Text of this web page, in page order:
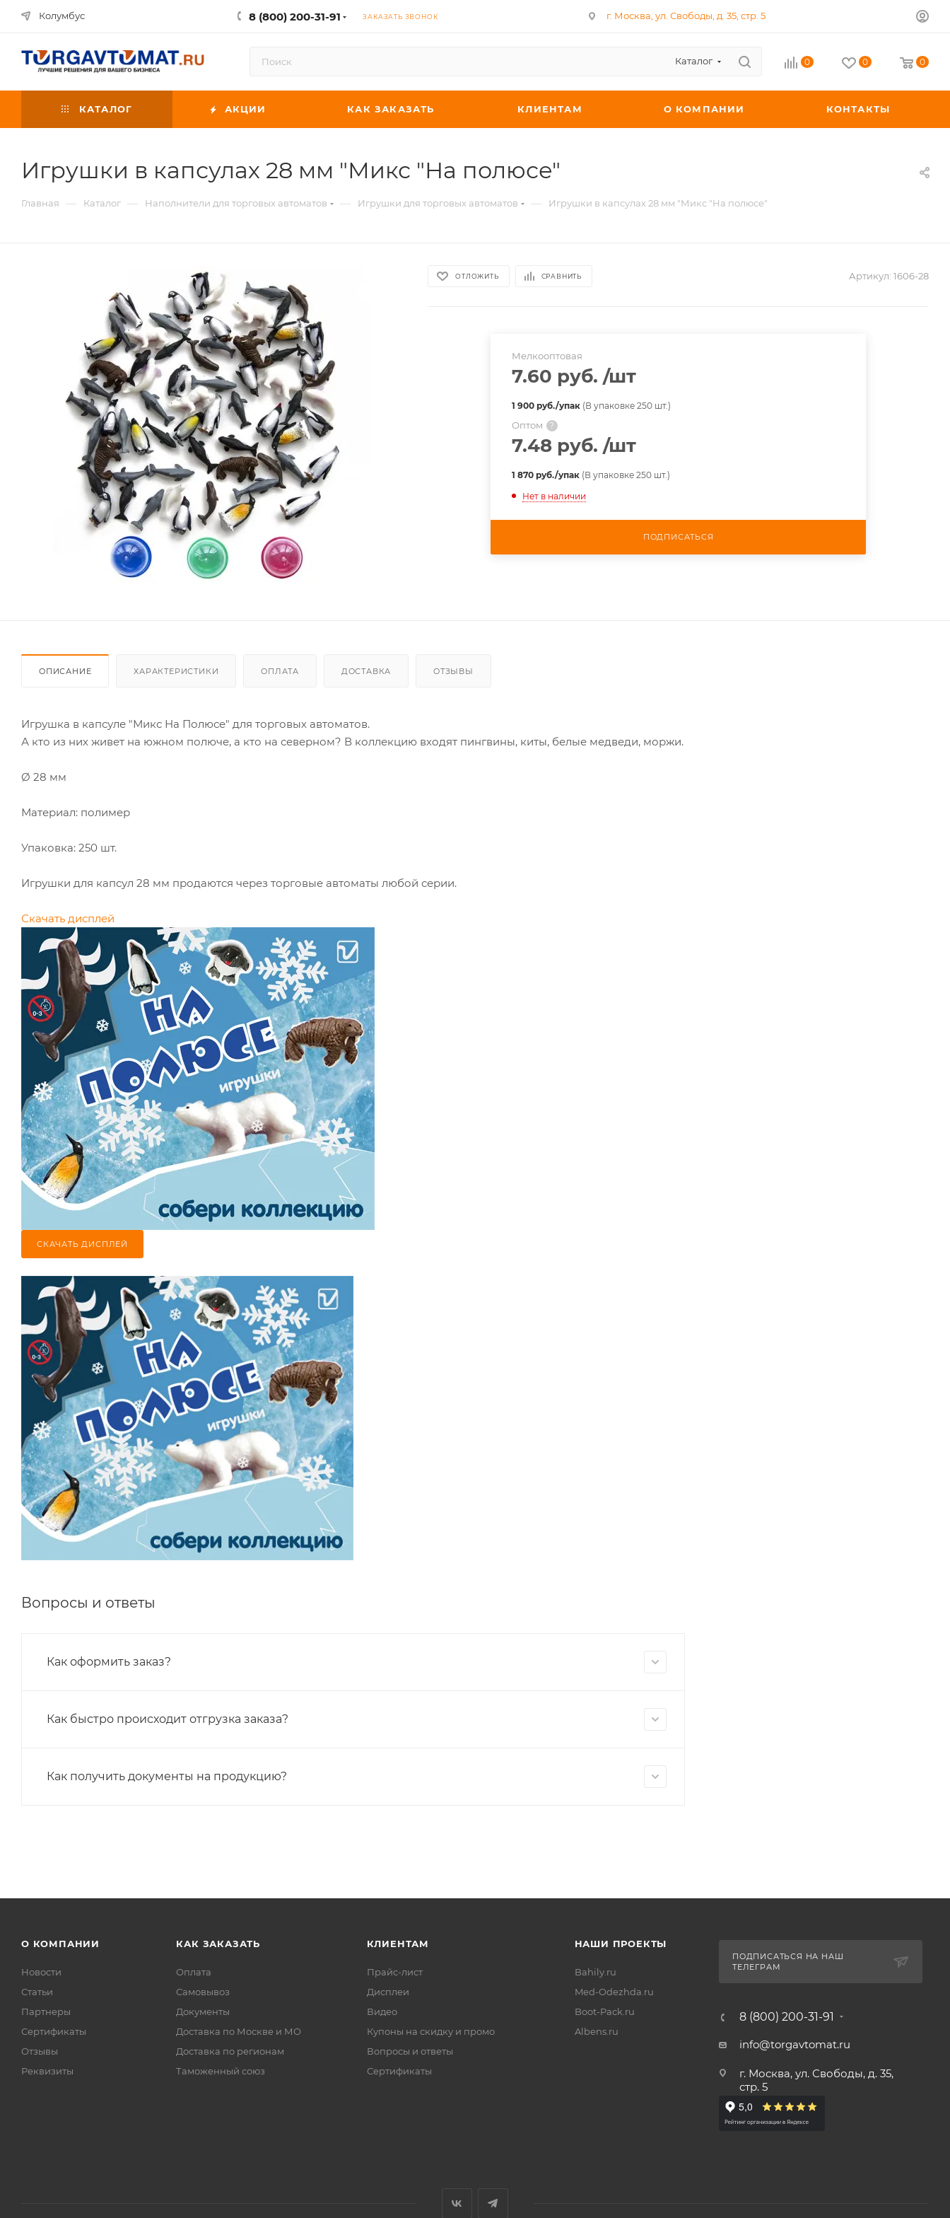
Колумбус 8 (800) 200-31-91 ЗАКАЗАТЬ ЗВОНОК г. Москва, ул. Свободы, д. 35, стр. 5
Каталог 0 0 0
КАТАЛОГ АКЦИИ КАК ЗАКАЗАТЬ КЛИЕНТАМ О КОМПАНИИ КОНТАКТЫ
Игрушки в капсулах 28 мм "Микс "На полюсе"
Главная — Каталог — Наполнители для торговых автоматов — Игрушки для торговых автоматов — Игрушки в капсулах 28 мм "Микс "На полюсе"
ОТЛОЖИТЬ СРАВНИТЬ Артикул: 1606-28
Мелкооптовая
7.60 руб. /шт
1 900 руб./упак(В упаковке 250 шт.)
Оптом ?
7.48 руб. /шт
1 870 руб./упак(В упаковке 250 шт.)
Нет в наличии
ПОДПИСАТЬСЯ
ОПИСАНИЕ ХАРАКТЕРИСТИКИ ОПЛАТА ДОСТАВКА ОТЗЫВЫ
Игрушка в капсуле "Микс На Полюсе" для торговых автоматов.
А кто из них живет на южном полюче, а кто на северном? В коллекцию входят пингвины, киты, белые медведи, моржи.
Ø 28 мм
Материал: полимер
Упаковка: 250 шт.
Игрушки для капсул 28 мм продаются через торговые автоматы любой серии.
Скачать дисплей
СКАЧАТЬ ДИСПЛЕЙ
Вопросы и ответы
Как оформить заказ?
Как быстро происходит отгрузка заказа?
Как получить документы на продукцию?
О КОМПАНИИ
Новости
Статьи
Партнеры
Сертификаты
Отзывы
Реквизиты
КАК ЗАКАЗАТЬ
Оплата
Самовывоз
Документы
Доставка по Москве и МО
Доставка по регионам
Таможенный союз
КЛИЕНТАМ
Прайс-лист
Дисплеи
Видео
Купоны на скидку и промо
Вопросы и ответы
Сертификаты
НАШИ ПРОЕКТЫ
Bahily.ru
Med-Odezhda.ru
Boot-Pack.ru
Albens.ru
ПОДПИСАТЬСЯ НА НАШ
ТЕЛЕГРАМ
8 (800) 200-31-91
info@torgavtomat.ru
г. Москва, ул. Свободы, д. 35,
стр. 5